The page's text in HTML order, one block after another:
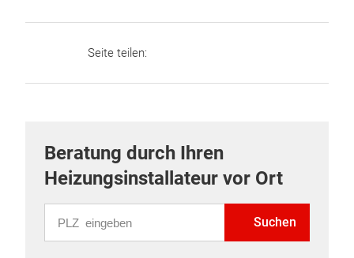
Seite teilen:
Beratung durch Ihren
Heizungsinstallateur vor Ort
Suchen